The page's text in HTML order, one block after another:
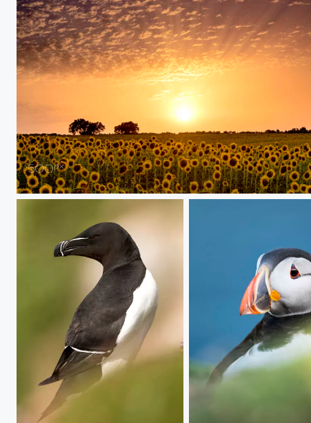
20170619 Almonte - 008